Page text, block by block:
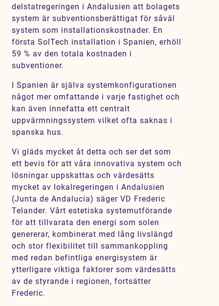
Karriär
Kontakt
Hållbarhet
delstatregeringen i Andalusien att bolagets
system är subventionsberättigat för såväl
system som installationskostnader. En
första SolTech installation i Spanien, erhöll
59 % av den totala kostnaden i
subventioner.
I Spanien är själva systemkonfigurationen
något mer omfattande i varje fastighet och
kan även innefatta ett centralt
uppvärmningssystem vilket ofta saknas i
spanska hus.
Vi gläds mycket åt detta och ser det som
ett bevis för att våra innovativa system och
lösningar uppskattas och värdesätts
mycket av lokalregeringen i Andalusien
(Junta de Andalucía) säger VD Frederic
Telander. Vårt estetiska systemutförande
för att tillvarata den energi som solen
genererar, kombinerat med lång livslängd
och stor flexibilitet till sammankoppling
med redan befintliga energisystem är
ytterligare viktiga faktorer som värdesätts
av de styrande i regionen, fortsätter
Frederic.